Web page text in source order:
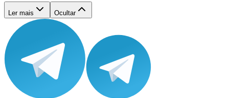
Ler mais Ocultar